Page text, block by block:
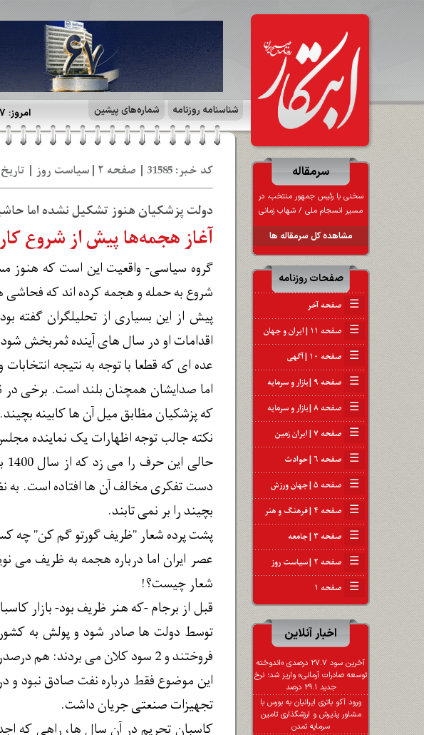
امروز: ۱۷ مرداد ۱۴۰۵ شناسنامه روزنامه شماره‌های پیشین
سرمقاله
سخنی با رئیس جمهور منتخب، در
مسیر انسجام ملی / شهاب زمانی
مشاهده کل سرمقاله ها
صفحات روزنامه
☰ صفحه آخر
☰ صفحه ۱۱ | ایران و جهان
☰ صفحه ۱۰ | آگهی
☰ صفحه ۹ | بازار و سرمایه
☰ صفحه ۸ | بازار و سرمایه
☰ صفحه ۷ | ایران زمین
☰ صفحه ۶ | حوادث
☰ صفحه ۵ | جهان ورزش
☰ صفحه ۴ | فرهنگ و هنر
☰ صفحه ۳ | جامعه
☰ صفحه ۲ | سیاست روز
☰ صفحه ۱
اخبار آنلاین
آخرین سود ۲۷.۷ درصدی «اندوخته
توسعه صادرات آرمانی» واریز شد؛ نرخ
جدید ۲۹.۱ درصد
ورود آکو باتری ایرانیان به بورس با
مشاور پذیرش و ارزشگذاری تامین
سرمایه تمدن
کد خبر: 31585 | صفحه ۲ | سیاست روز | تاریخ: 31 تی‍ 1403
دولت پزشکیان هنوز تشکیل نشده اما
آغاز هجمه‌ها پیش از شروع
گروه سیاسی- واقعیت این است که هنوز
شروع به حمله و هجمه کرده اند که
پیش از این بسیاری از تحلیلگران گفته
اقدامات او در سال های آینده ثمربخش
عده ای که قطعا با توجه به نتیجه
اما صدایشان همچنان بلند است. برخی
که پزشکیان مظابق میل آن ها کابینه بچیند.
نکته جالب توجه اظهارات یک نماینده
دست تفکری مخالف آن ها افتاده است. به
بچیند را بر نمی تابند.
پشت پرده شعار "ظریف گورتو گم کن" چه
عصر ایران اما درباره هجمه به ظریف می
شعار چیست؟!
قبل از برجام -که هنر ظریف بود- بازار
توسط دولت ها صادر شود و پولش به کشور
فروختند و 2 سود کلان می بردند: هم درصدری از تخفیف قیمت مال اینان بود و هم درصدی از فرایند بازگشت دلار به ایران.
این موضوع فقط درباره نفت صادق نبود و
تجهیزات صنعتی جریان داشت.